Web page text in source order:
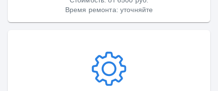
Время ремонта: уточняйте